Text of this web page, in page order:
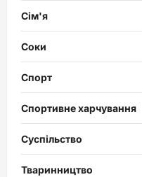
Сім'я
Соки
Спорт
Спортивне харчування
Суспільство
Тваринництво